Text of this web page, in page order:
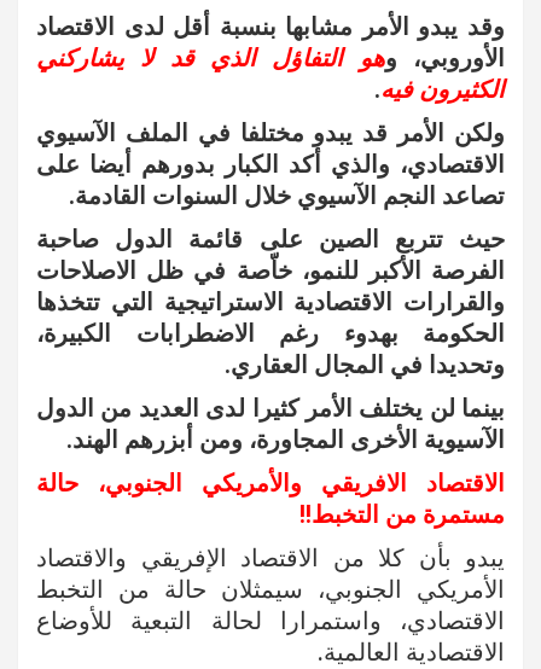
وقد يبدو الأمر مشابها بنسبة أقل لدى الاقتصاد
الأوروبي، وهو التفاؤل الذي قد لا يشاركني
الكثيرون فيه.
ولكن الأمر قد يبدو مختلفا في الملف الآسيوي
الاقتصادي، والذي أكد الكبار بدورهم أيضا على
تصاعد النجم الآسيوي خلال السنوات القادمة.
حيث تتربع الصين على قائمة الدول صاحبة
الفرصة الأكبر للنمو، خاّصة في ظل الاصلاحات
والقرارات الاقتصادية الاستراتيجية التي تتخذها
الحكومة بهدوء رغم الاضطرابات الكبيرة،
وتحديدا في المجال العقاري.
بينما لن يختلف الأمر كثيرا لدى العديد من الدول
الآسيوية الأخرى المجاورة، ومن أبزرهم الهند.
الاقتصاد الافريقي والأمريكي الجنوبي، حالة
مستمرة من التخبط!!
يبدو بأن كلا من الاقتصاد الإفريقي والاقتصاد
الأمريكي الجنوبي، سيمثلان حالة من التخبط
الاقتصادي، واستمرارا لحالة التبعية للأوضاع
الاقتصادية العالمية.